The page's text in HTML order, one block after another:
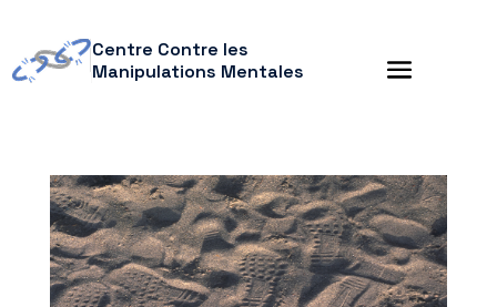
Centre Contre les
Manipulations Mentales